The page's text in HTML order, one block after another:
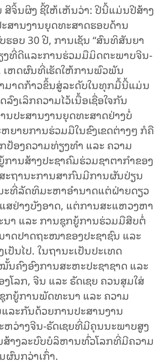
ສີຈິ້ນຜິງ ຊີ້ໃຫ້ເຫັນວ່າ: ປີນີ້ແມ່ນປີສ້າງ
ສານງານຍຸດທະສາດຮອບດ້ານ
ຮອບ 30 ປີ, ການເຊັນ “ສົນທິສັນຍາ
ງທີ່ດີແລະການຮ່ວມມືມິດຕະພາບຈີນ-
ເຫດຜົນທີ່ເຮັດໃຫ້ການພົວພັນ
ມາດກ້າວຂຶ້ນສູ່ລະດັບໃນທຸກມື້ນີ້ແມ່ນ
ງເລິກຄວາມໄວ້ເນື້ອເຊື່ອໃຈກັນ
ນປະສານງານຍຸດທະສາດຢ່າງບໍ່
ຍາຍການຮ່ວມມືໃນຂົງເຂດຕ່າງໆ ກໍຄື
ອງຄວາມທ່ຽງທຳ ແລະ ຄວາມ
ານສ້າງປະຊາຄົມຮ່ວມຊາຕາກໍາຂອງ
ະຖານະການສາກົນມີການຜັນປ່ຽນ
ະທີ່ລັດທິມະຫາອໍານາດແຕ່ຝ່າຍດຽວ
ຢ່າງບັງອາດ, ແຕ່ການສະແຫວງຫາ
າ ແລະ ການຊຸກຍູ້ການຮ່ວມມືສືບຕໍ່
ດປາດຖະໜາຂອງປະຊາຊົນ ແລະ
ປັນໄປ. ໃນຖານະເປັນປະເທດ
ຄົງອົງການສະຫະປະຊາຊາດ ແລະ
ໂລກ, ຈີນ ແລະ ຣັດເຊຍ ຄວນສຸມໃສ່
ກຍູ້ການພັດທະນາ ແລະ ຄວາມ
ແລະກັນດ້ວຍການປະສານງານ
ວ່າງຈີນ-ຣັດເຊຍທີ່ມີຄຸນນະພາບສູງ
ສ້າງລະບົບບໍລິຫານທົ່ວໂລກທີ່ມີຄວາມ
ນກວ່າເກົ່າ.